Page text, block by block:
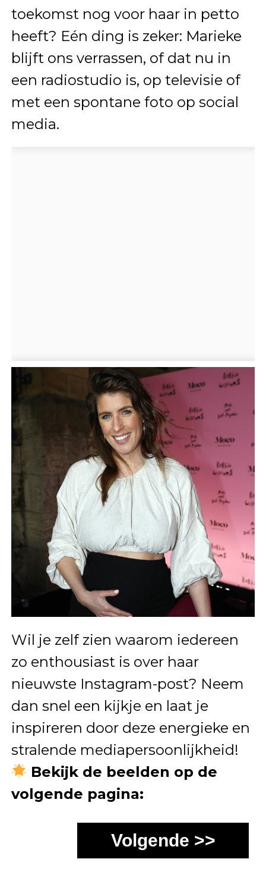
toekomst nog voor haar in petto
heeft? Eén ding is zeker: Marieke
blijft ons verrassen, of dat nu in
een radiostudio is, op televisie of
met een spontane foto op social
media.
Wil je zelf zien waarom iedereen
zo enthousiast is over haar
nieuwste Instagram-post? Neem
dan snel een kijkje en laat je
inspireren door deze energieke en
stralende mediapersoonlijkheid!
Bekijk de beelden op de
volgende pagina:
Volgende >>